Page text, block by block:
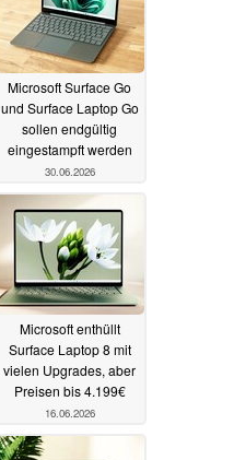
Microsoft Surface Go
und Surface Laptop Go
sollen endgültig
eingestampft werden
30.06.2026
Microsoft enthüllt
Surface Laptop 8 mit
vielen Upgrades, aber
Preisen bis 4.199€
16.06.2026